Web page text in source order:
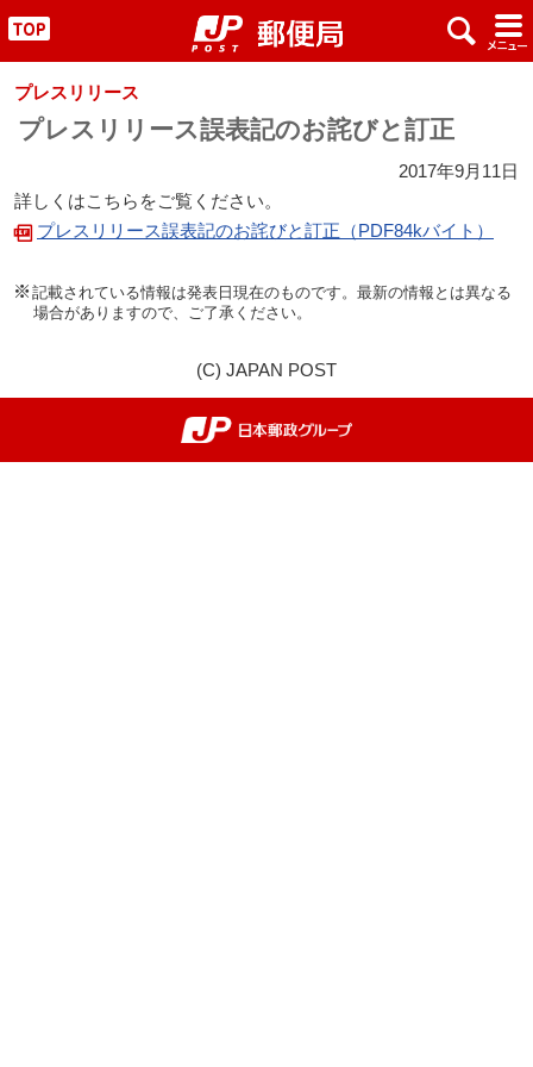
" x #
プレスリリース
プレスリリース誤表記のお詫びと訂正
2017年9月11日
詳しくはこちらをご覧ください。
プレスリリース誤表記のお詫びと訂正（PDF84kバイト）
記載されている情報は発表日現在のものです。最新の情報とは異なる
場合がありますので、ご了承ください。
(C) JAPAN POST